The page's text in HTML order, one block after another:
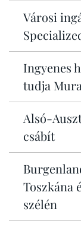
Városi
Ingyenes
tudja
Alsó-
csábít
Toszkána
szélén